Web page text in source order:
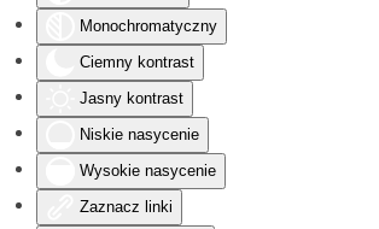
Monochromatyczny
Ciemny kontrast
Jasny kontrast
Niskie nasycenie
Wysokie nasycenie
Zaznacz linki